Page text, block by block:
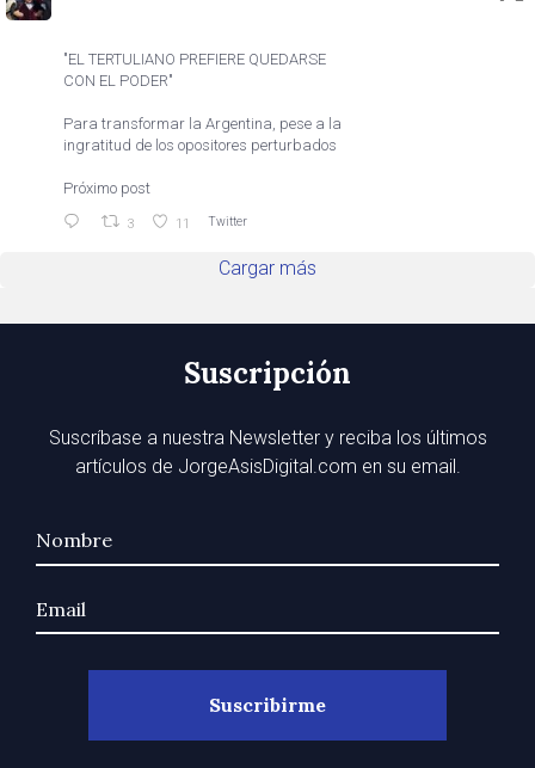
"EL TERTULIANO PREFIERE QUEDARSE
CON EL PODER"
Para transformar la Argentina, pese a la
ingratitud de los opositores perturbados
Próximo post
3 11 Twitter
Cargar más
Suscripción
Suscríbase a nuestra Newsletter y reciba los últimos
artículos de JorgeAsisDigital.com en su email.